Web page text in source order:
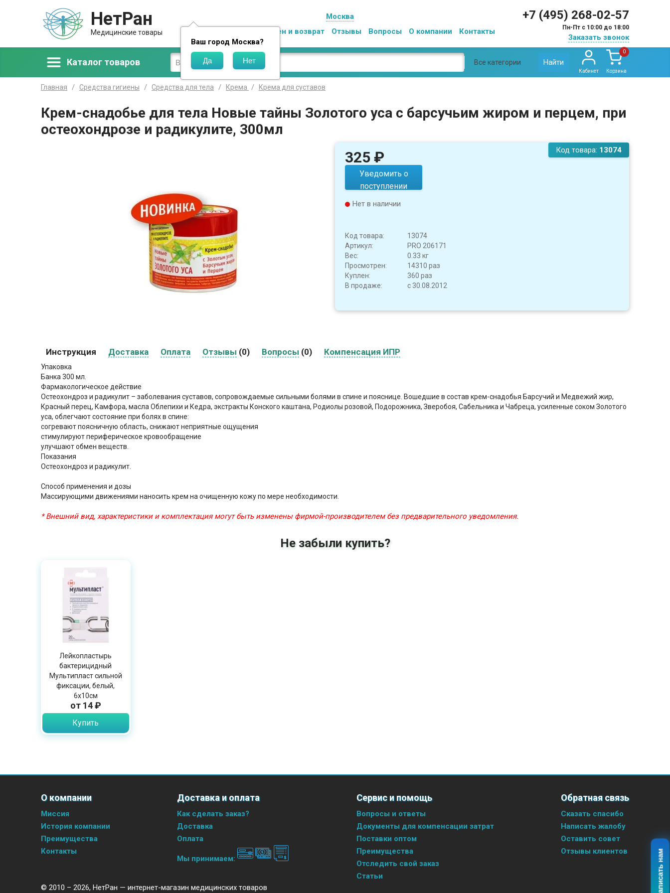
НетРан
Медицинские товары
Москва
Ваш город Москва?
Обмен и возврат Отзывы Вопросы О компании Контакты
+7 (495) 268-02-57
Пн-Пт с 10:00 до 18:00
Заказать звонок
Каталог товаров Все категории Найти
Кабинет
0
Корзина
Главная Средства гигиены Средства для тела Крема Крема для суставов
Крем-снадобье для тела Новые тайны Золотого уса с барсучьим жиром и перцем, при
остеохондрозе и радикулите, 300мл
Код товара: 13074
325 ₽
Уведомить о
поступлении
Нет в наличии
Код товара:
13074
Артикул:
PRO 206171
Вес:
0.33 кг
Просмотрен:
14310 раз
Куплен:
360 раз
В продаже:
с 30.08.2012
Инструкция Доставка Оплата Отзывы (0) Вопросы (0) Компенсация ИПР
Упаковка
Банка 300 мл.
Фармакологическое действие
Остеохондроз и радикулит – заболевания суставов, сопровождаемые сильными болями в спине и пояснице. Вошедшие в состав крем-снадобья Барсучий и Медвежий жир,
Красный перец, Камфора, масла Облепихи и Кедра, экстракты Конского каштана, Родиолы розовой, Подорожника, Зверобоя, Сабельника и Чабреца, усиленные соком Золотого
уса, облегчают состояние при болях в спине:
согревают поясничную область, снижают неприятные ощущения
стимулируют периферическое кровообращение
улучшают обмен веществ.
Показания
Остеохондроз и радикулит.
Способ применения и дозы
Массирующими движениями наносить крем на очищенную кожу по мере необходимости.
* Внешний вид, характеристики и комплектация могут быть изменены фирмой-производителем без предварительного уведомления.
Не забыли купить?
Лейкопластырь
бактерицидный
Мультипласт сильной
фиксации, белый,
6х10см
от 14 ₽
Купить
О компании
Миссия
История компании
Преимущества
Контакты
Доставка и оплата
Как сделать заказ?
Доставка
Оплата
Мы принимаем:
Сервис и помощь
Вопросы и ответы
Документы для компенсации затрат
Поставки оптом
Преимущества
Отследить свой заказ
Статьи
Обратная связь
Сказать спасибо
Написать жалобу
Оставить совет
Отзывы клиентов
© 2010 – 2026, НетРан — интернет-магазин медицинских товаров
Написать нам